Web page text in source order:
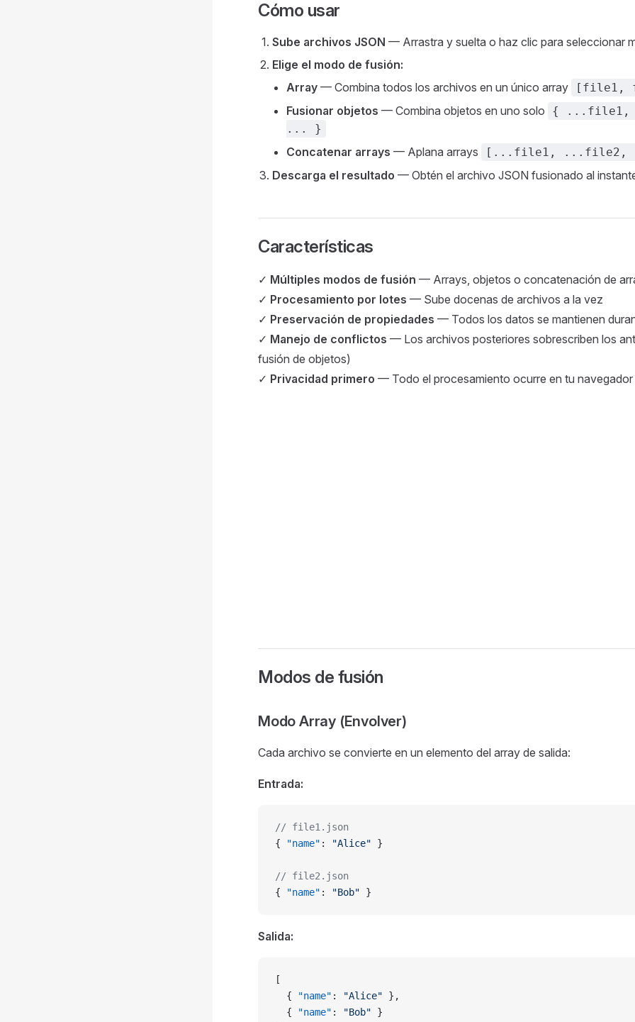
Cómo usar
Sube archivos JSON — Arrastra y suelta o haz clic para seleccionar
Elige el modo de fusión:
Array — Combina todos los archivos en un único array [file1,
Fusionar objetos — Combina objetos en uno solo
{ ...file1,
... }
Concatenar arrays — Aplana arrays [...file1, ...file2,
Descarga el resultado — Obtén el archivo JSON fusionado al
Características
✓ Múltiples modos de fusión — Arrays, objetos o concatenación de
✓ Procesamiento por lotes — Sube docenas de archivos a la vez
✓ Preservación de propiedades — Todos los datos se mantienen
✓ Manejo de conflictos — Los archivos posteriores sobrescriben los
fusión de objetos)
✓ Privacidad primero — Todo el procesamiento ocurre en tu navegador
Modos de fusión
Modo Array (Envolver)
Cada archivo se convierte en un elemento del array de salida:
Entrada:
// file1.json
{
"name" : "Alice" }
// file2.json
{
"name" : "Bob" }
Salida:
[
  {
"name" : "Alice" },
  {
"name" : "Bob" }